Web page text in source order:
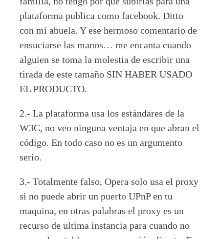
plataforma publica como facebook. Ditto
con mi abuela. Y ese hermoso comentario de
ensuciarse las manos… me encanta cuando
alguien se toma la molestia de escribir una
tirada de este tamaño SIN HABER USADO
EL PRODUCTO.
2.- La plataforma usa los estándares de la
W3C, no veo ninguna ventaja en que abran el
código. En todo caso no es un argumento
serio.
3.- Totalmente falso, Opera solo usa el proxy
si no puede abrir un puerto UPnP en tu
maquina, en otras palabras el proxy es un
recurso de ultima instancia para cuando no